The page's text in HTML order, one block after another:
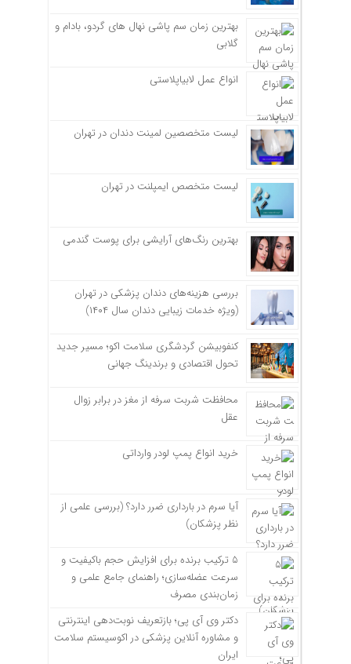
بهترین زمان سم پاشی نهال های گردو، بادام و
گلابی
انواع عمل لابیاپلاستی
لیست متخصصین لمینت دندان در تهران
لیست متخصص ایمپلنت در تهران
بهترین رنگ‌های آرایشی برای پوست گندمی
بررسی هزینه‌های دندان پزشکی در تهران
(ویژه خدمات زیبایی دندان سال ۱۴۰۴)
کنفوبیشن گردشگری سلامت اکو؛ مسیر جدید
تحول اقتصادی و برندینگ جهانی
محافظت شربت سرفه از مغز در برابر زوال
عقل
خرید انواع پمپ لودر وارداتی
آیا سرم در بارداری ضرر دارد؟ (بررسی علمی از
نظر پزشکان)
۵ ترکیب برنده برای افزایش حجم باکیفیت و
سرعت عضله‌سازی؛ راهنمای جامع علمی و
زمان‌بندی مصرف
دکتر وی آی پی؛ بازتعریف نوبت‌دهی اینترنتی
و مشاوره آنلاین پزشکی در اکوسیستم سلامت
ایران